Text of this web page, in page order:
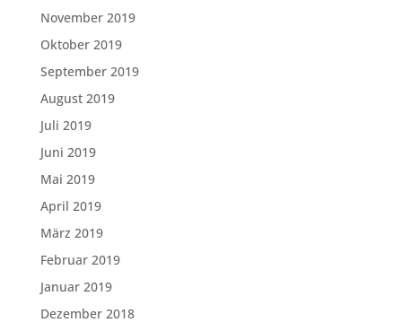
November 2019
Oktober 2019
September 2019
August 2019
Juli 2019
Juni 2019
Mai 2019
April 2019
März 2019
Februar 2019
Januar 2019
Dezember 2018